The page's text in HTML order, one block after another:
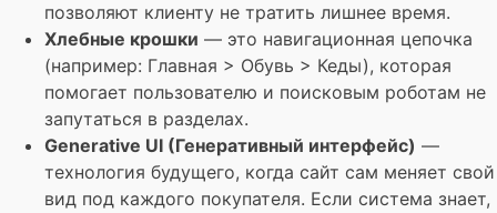
позволяют клиенту не тратить лишнее время.
Хлебные крошки — это навигационная цепочка
(например: Главная > Обувь > Кеды), которая
помогает пользователю и поисковым роботам не
запутаться в разделах.
Generative UI (Генеративный интерфейс) —
технология будущего, когда сайт сам меняет свой
вид под каждого покупателя. Если система знает,